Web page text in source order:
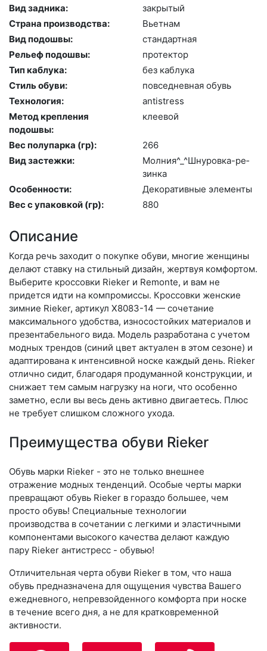
Вид задника:
зак­ры­тый
Страна производства:
Вь­ет­нам
Вид подошвы:
стан­дарт­ная
Рельеф подошвы:
про­тек­тор
Тип каблука:
без каб­лу­ка
Стиль обуви:
пов­седнев­ная обувь
Технология:
an­tist­ress
Метод крепления
подошвы:
кле­евой
Вес полупарка (гр):
266
Вид застежки:
Мол­ния^_^Шну­ров­ка-ре­
зин­ка
Особенности:
Де­кора­тив­ные эле­мен­ты
Вес с упаковкой (гр):
880
Описание
Когда речь заходит о покупке обуви, многие женщины
делают ставку на стильный дизайн, жертвуя комфортом.
Выберите крос­совки Rieker и Remonte, и вам не
придется идти на компромиссы. Кроссовки женские
зимние Rieker, артикул X8083-14 — сочетание
максимального удобства, износостойких материалов и
презентабельного вида. Модель разработана с учетом
модных трендов (си­ний цвет актуален в этом сезоне) и
адаптирована к интенсивной носке каждый день. Ri­eker
отлично сидит, благодаря продуманной конструкции, и
снижает тем самым нагрузку на ноги, что особенно
заметно, если вы весь день активно двигаетесь. Плюс
не требует слишком сложного ухода.
Преимущества обуви Rieker
Обувь марки Rieker - это не только внешнее
отражение модных тенденций. Особые черты марки
превращают обувь Rieker в гораздо большее, чем
просто обувь! Специальные технологии
производства в сочетании с легкими и эластичными
компонентами высокого качества делают каждую
пару Rieker антистресс - обувью!
Отличительная черта обуви Rieker в том, что наша
обувь предназначена для ощущения чувства Вашего
ежедневного, непревзойденного комфорта при носке
в течение всего дня, а не для кратковременной
активности.